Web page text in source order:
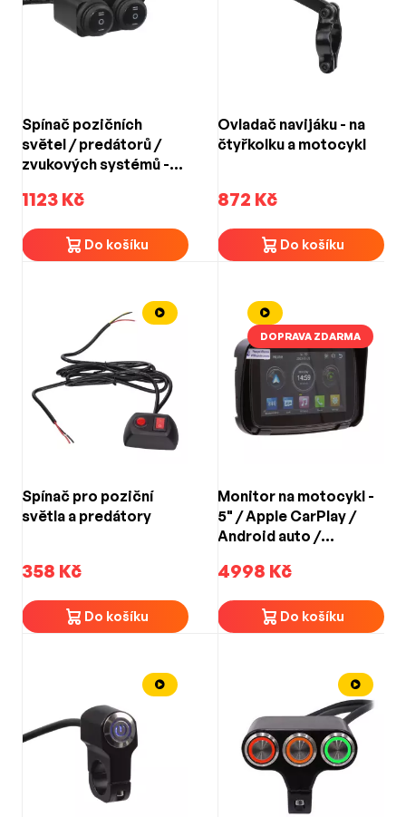
Spínač pozičních
světel / predátorů /
zvukových systémů -
1123 Kč
Do košíku
Ovladač navijáku - na
čtyřkolku a motocykl
872 Kč
Do košíku
Spínač pro poziční
světla a predátory
358 Kč
Do košíku
DOPRAVA ZDARMA
Monitor na motocykl -
5" / Apple CarPlay /
Android auto /
micro SD
4998 Kč
Do košíku